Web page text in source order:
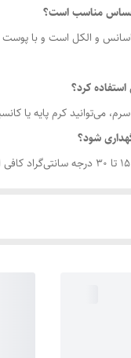
و الکل است و با
می‌توانید کرم پایه یا